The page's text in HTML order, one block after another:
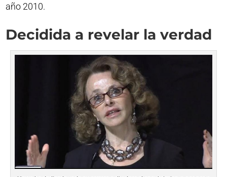
año 2010.
Decidida a revelar la verdad